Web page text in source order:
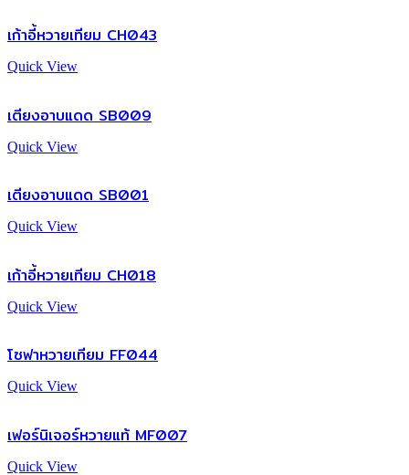
เก้าอี้หวายเทียม CH043
Quick View
เตียงอาบแดด SB009
Quick View
เตียงอาบแดด SB001
Quick View
เก้าอี้หวายเทียม CH018
Quick View
โซฟาหวายเทียม FF044
Quick View
เฟอร์นิเจอร์หวายแท้ MF007
Quick View